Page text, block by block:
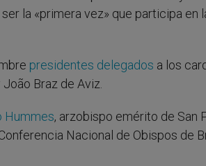
la «primera vez» que participa en
presidentes delegados a los
Braz de Aviz.
Hummes, arzobispo emérito de San
Nacional de Obispos de